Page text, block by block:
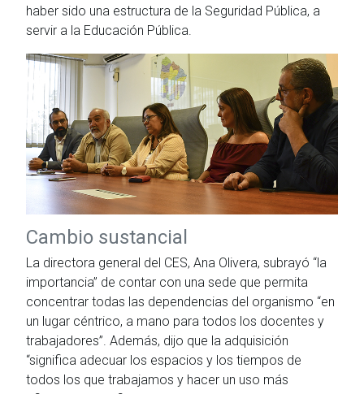
haber sido una estructura de la Seguridad Pública, a
servir a la Educación Pública.
Cambio sustancial
La directora general del CES, Ana Olivera, subrayó “la
importancia” de contar con una sede que permita
concentrar todas las dependencias del organismo “en
un lugar céntrico, a mano para todos los docentes y
trabajadores”. Además, dijo que la adquisición
“significa adecuar los espacios y los tiempos de
todos los que trabajamos y hacer un uso más